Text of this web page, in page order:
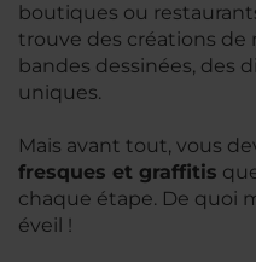
boutiques ou
trouve des créations
bandes dessinées, des
uniques.
Mais avant tout, vous
fresques et graffitis
chaque étape. De quoi
éveil !